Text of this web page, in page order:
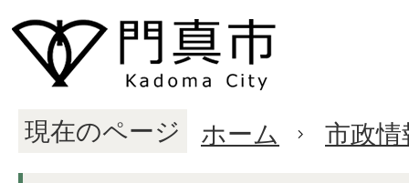
現在のページ ホーム 市政情